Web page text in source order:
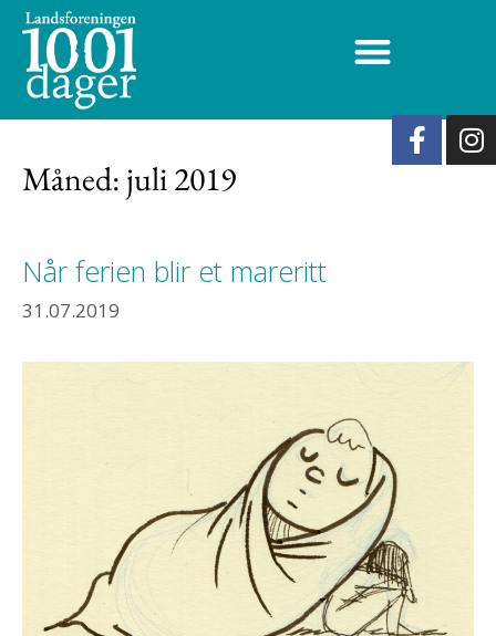
Måned: juli 2019
Når ferien blir et mareritt
31.07.2019